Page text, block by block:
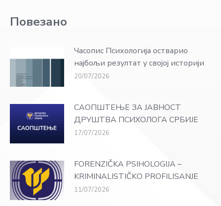
Повезано
Часопис Психологија остварио
најбољи резултат у својој историји
20/07/2026
САОПШТЕЊЕ ЗА ЈАВНОСТ
ДРУШТВА ПСИХОЛОГА СРБИЈЕ
17/07/2026
FORENZIČKA PSIHOLOGIJA –
KRIMINALISTIČKO PROFILISANJE
11/07/2026